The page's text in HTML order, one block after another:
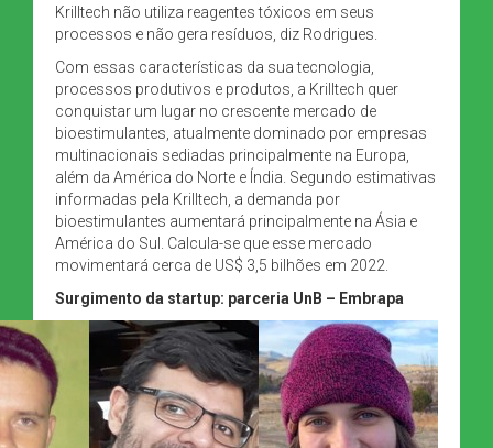
Krilltech não utiliza reagentes tóxicos em seus
processos e não gera resíduos, diz Rodrigues.
Com essas características da sua tecnologia,
processos produtivos e produtos, a Krilltech quer
conquistar um lugar no crescente mercado de
bioestimulantes, atualmente dominado por empresas
multinacionais sediadas principalmente na Europa,
além da América do Norte e Índia. Segundo estimativas
informadas pela Krilltech, a demanda por
bioestimulantes aumentará principalmente na Ásia e
América do Sul. Calcula-se que esse mercado
movimentará cerca de US$ 3,5 bilhões em 2022.
Surgimento da startup: parceria UnB – Embrapa